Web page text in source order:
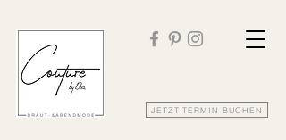
JETZT TERMIN BUCHEN